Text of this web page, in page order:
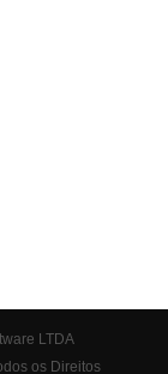
LTDA
os Direitos